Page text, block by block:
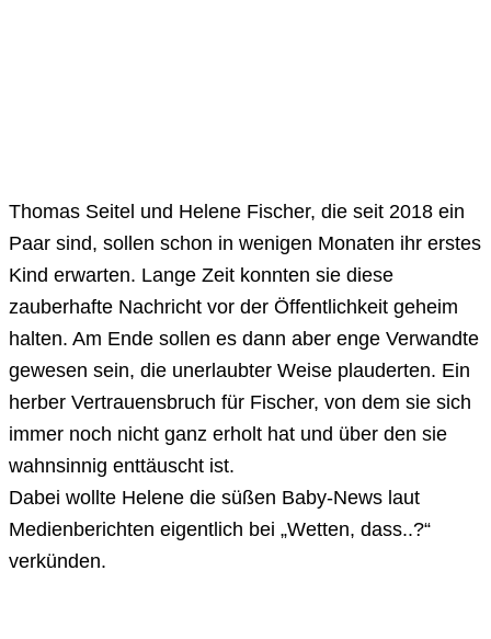
Thomas Seitel und Helene Fischer, die seit 2018 ein
Paar sind, sollen schon in wenigen Monaten ihr erstes
Kind erwarten. Lange Zeit konnten sie diese
zauberhafte Nachricht vor der Öffentlichkeit geheim
halten. Am Ende sollen es dann aber enge Verwandte
gewesen sein, die unerlaubter Weise plauderten. Ein
herber Vertrauensbruch für Fischer, von dem sie sich
immer noch nicht ganz erholt hat und über den sie
wahnsinnig enttäuscht ist.
Dabei wollte Helene die süßen Baby-News laut
Medienberichten eigentlich bei „Wetten, dass..?“
verkünden.